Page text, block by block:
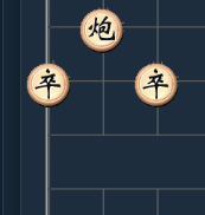
5. 马八进九
.....砲８平９
6. 车二进五
.....马７退８
7. 炮八平七
8. 车九平八